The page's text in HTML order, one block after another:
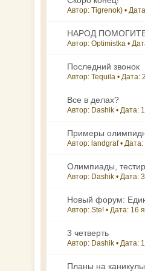
Автор: Tigrenok) •
НАРОД
Автор: Optimistka •
Последний звонок
Автор: Tequila • Дата:
Все в делах?
Автор: Dashik • Дата:
Примеры
Автор: landgraf • Дата:
Олимпиады,
Автор: Dashik • Дата:
Новый форум:
Автор: Ste! • Дата: 16
3 четверть
Автор: Dashik • Дата:
Планы на каникулы